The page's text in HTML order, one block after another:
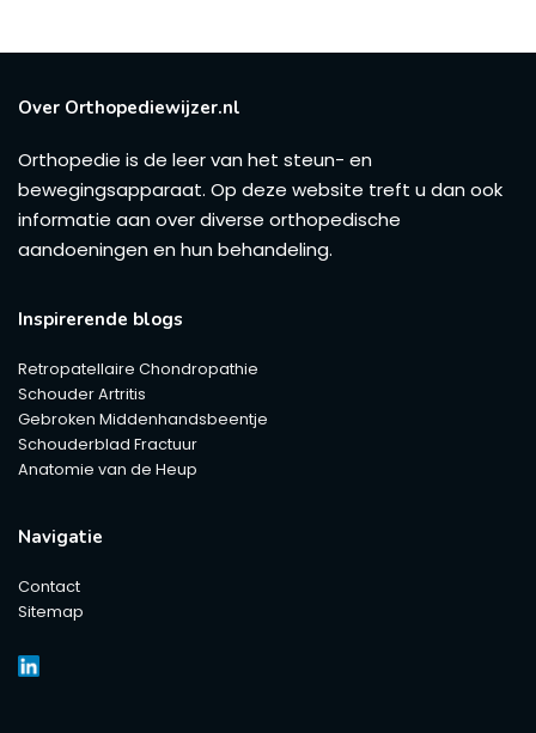
Over Orthopediewijzer.nl
Orthopedie is de leer van het steun- en
bewegingsapparaat. Op deze website treft u dan ook
informatie aan over diverse orthopedische
aandoeningen en hun behandeling.
Inspirerende blogs
Retropatellaire Chondropathie
Schouder Artritis
Gebroken Middenhandsbeentje
Schouderblad Fractuur
Anatomie van de Heup
Navigatie
Contact
Sitemap